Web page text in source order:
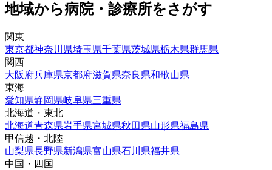
地域から病院・診療所をさがす
関東
東京都神奈川県埼玉県千葉県茨城県栃木県群馬県
関西
大阪府兵庫県京都府滋賀県奈良県和歌山県
東海
愛知県静岡県岐阜県三重県
北海道・東北
北海道青森県岩手県宮城県秋田県山形県福島県
甲信越・北陸
山梨県長野県新潟県富山県石川県福井県
中国・四国